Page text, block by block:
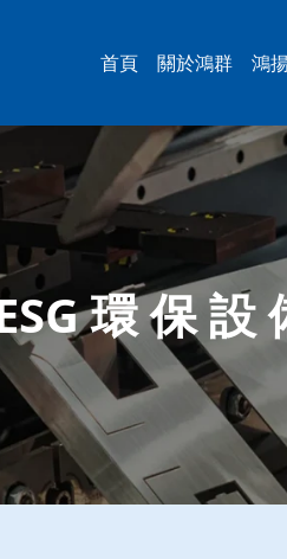
首頁 關於鴻群 鴻
環 保 設